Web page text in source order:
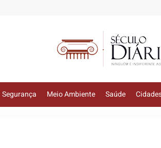
Segurança Meio Ambiente Saúde